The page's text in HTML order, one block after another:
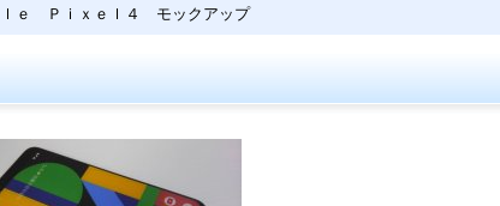
ｌｅ Ｐｉｘｅｌ４ モックアップ